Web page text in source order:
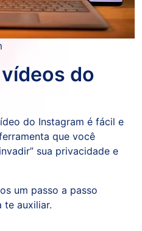
do
do Instagram é fácil e
que você
sua privacidade e
um passo a passo
te auxiliar.